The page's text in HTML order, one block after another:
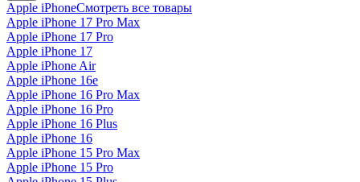
Apple iPhoneСмотреть все товары
Apple iPhone 17 Pro Max
Apple iPhone 17 Pro
Apple iPhone 17
Apple iPhone Air
Apple iPhone 16e
Apple iPhone 16 Pro Max
Apple iPhone 16 Pro
Apple iPhone 16 Plus
Apple iPhone 16
Apple iPhone 15 Pro Max
Apple iPhone 15 Pro